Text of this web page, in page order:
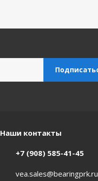
Наши контакты
+7 (908) 585-41-45
vea.sales@bearingprk.ru